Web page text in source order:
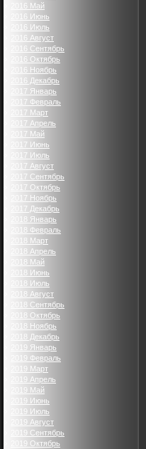
2016 Май
2016 Июнь
2016 Июль
2016 Август
2016 Сентябрь
2016 Октябрь
2016 Ноябрь
2016 Декабрь
2017 Январь
2017 Февраль
2017 Март
2017 Апрель
2017 Май
2017 Июнь
2017 Июль
2017 Август
2017 Сентябрь
2017 Октябрь
2017 Ноябрь
2017 Декабрь
2018 Январь
2018 Февраль
2018 Март
2018 Апрель
2018 Май
2018 Июнь
2018 Июль
2018 Август
2018 Сентябрь
2018 Октябрь
2018 Ноябрь
2018 Декабрь
2019 Январь
2019 Февраль
2019 Март
2019 Апрель
2019 Май
2019 Июнь
2019 Июль
2019 Август
2019 Сентябрь
2019 Октябрь